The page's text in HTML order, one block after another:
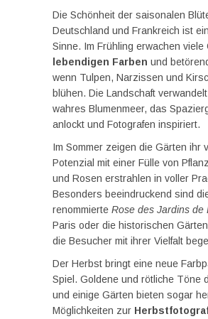
Die Schönheit der saisonalen
Deutschland und Frankreich ist
Sinne. Im Frühling erwachen viele
lebendigen Farben und
wenn Tulpen, Narzissen und
blühen. Die Landschaft
wahres Blumenmeer, das
anlockt und Fotografen inspiriert.
Im Sommer zeigen die Gärten ihr
Potenzial mit einer Fülle von
und Rosen erstrahlen in voller
Besonders beeindruckend sind
renommierte Rose des Jardins de
Paris oder die historischen
die Besucher mit ihrer Vielfalt
Der Herbst bringt eine neue
Spiel. Goldene und rötliche Töne
und einige Gärten bieten sogar
Möglichkeiten zur